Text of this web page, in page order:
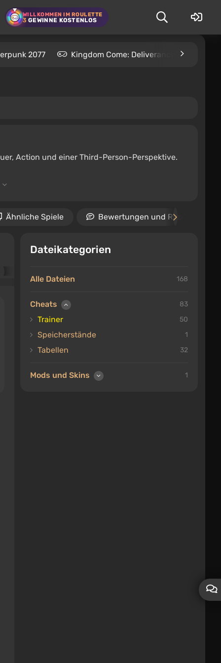
WILLKOMMEN IM ROULETTE
3 GEWINNE KOSTENLOS
2077 Kingdom Come: Deliverance 2
Action und einer Third-Person-Perspektive.
Ähnliche Spiele Bewertungen und Rezensionen
Dateikategorien
Alle Dateien 168
Cheats 83
Trainer 50
Speicherstände 1
Tabellen 32
Mods und Skins 1